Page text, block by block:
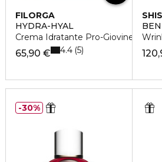
FILORGA
HYDRA-HYAL
Crema Idratante Pro-Giovinezza
65,90 € 4.4 5
30%